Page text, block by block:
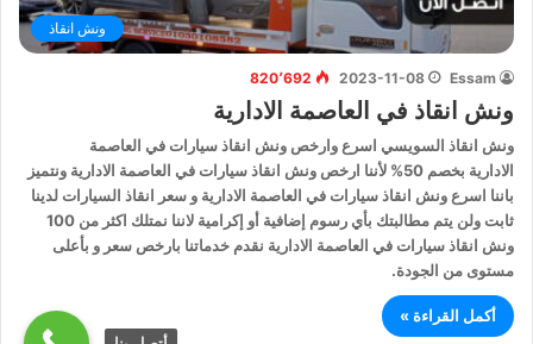
ونش انقاذ
Essam
2023-11-08 820٬692
ونش انقاذ في العاصمة الادارية
ونش انقاذ السويسي اسرع وارخص ونش انقاذ سيارات في العاصمة
الادارية بخصم 50% لأننا ارخص ونش انقاذ سيارات في العاصمة الادارية ونتميز
باننا اسرع ونش انقاذ سيارات في العاصمة الادارية و سعر انقاذ السيارات لدينا
ثابت ولن يتم مطالبتك بأي رسوم إضافية أو إكرامية لاننا نمتلك اكثر من 100
ونش انقاذ سيارات في العاصمة الادارية نقدم خدماتنا بارخص سعر و بأعلى
مستوى من الجودة.
أكمل القراءة »